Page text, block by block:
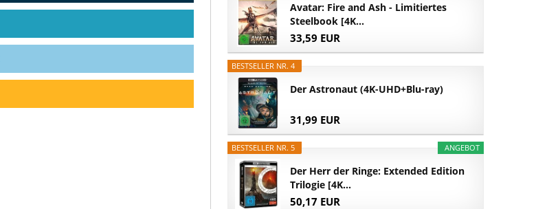
Avatar: Fire and Ash - Limitiertes
Steelbook [4K...
33,59 EUR
BESTSELLER NR. 4
Der Astronaut (4K-UHD+Blu-ray)
31,99 EUR
ANGEBOT
BESTSELLER NR. 5
Der Herr der Ringe: Extended Edition
Trilogie [4K...
50,17 EUR